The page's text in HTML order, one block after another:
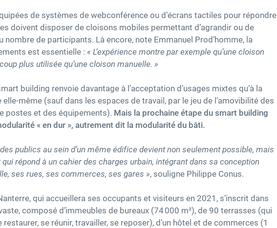
de systèmes de webconférence ou d’écrans tactiles pour répondre
doivent disposer de cloisons mobiles permettant d’agrandir ou de
nombre de participants. Là encore, note Emmanuel Prod’homme, la
est essentielle : « L’expérience montre par exemple qu’une cloison
plus utilisée qu’une cloison manuelle. »
building renvoie davantage à l’acceptation d’usages mixtes qu’à la
même (sauf dans les espaces de travail, par le jeu de l’amovibilité des
postes et des équipements). Mais la prochaine étape du smart building
« en dur », autrement dit la modularité du bâti.
publics au sein d’un même édifice devient non seulement possible, mais
répond à un cahier des charges urbain, intégrant dans sa conception
ses rues, ses commerces, ses gares », souligne Philippe Conus.
qui accueillera ses occupants et visiteurs en 2021, s’inscrit dans
composé d’immeubles de bureaux (74 000 m²), de 90 terrasses (qui
se réunir, travailler, se reposer), d’un hôtel et de commerces (1